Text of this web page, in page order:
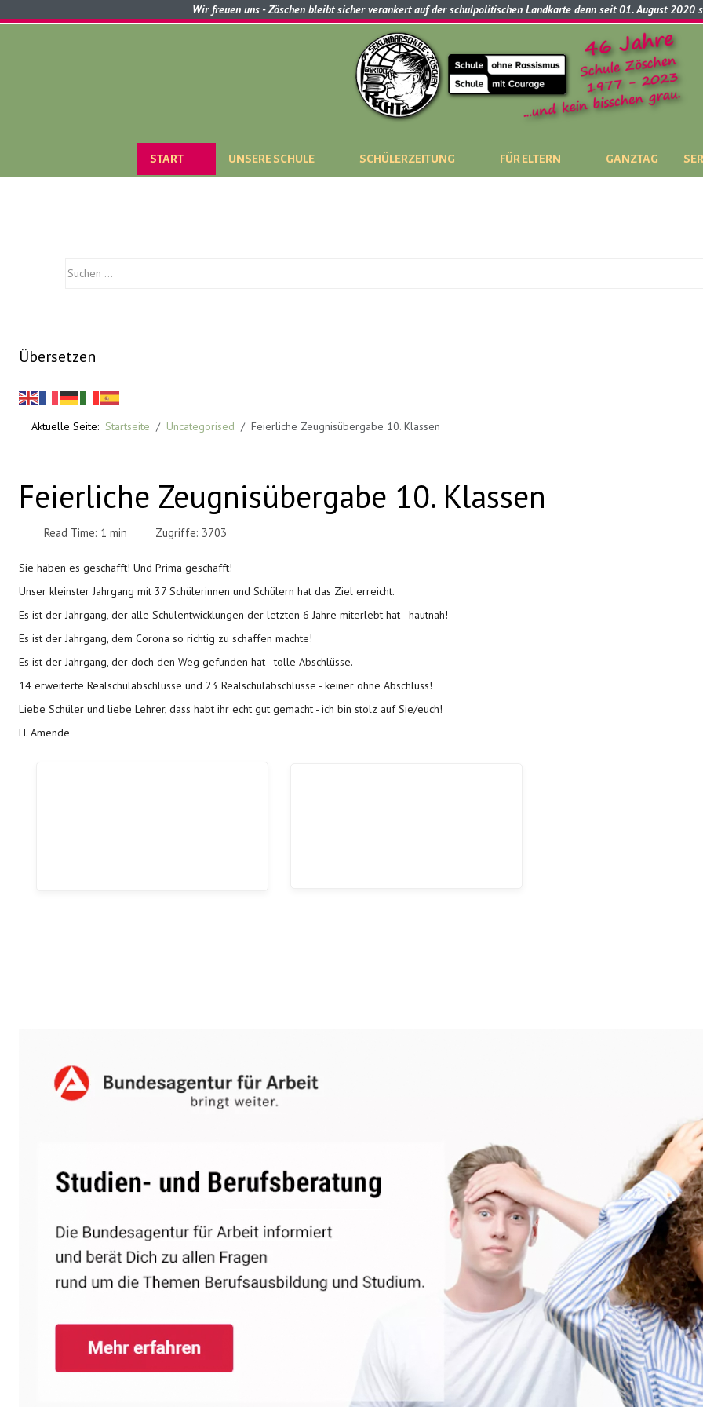
Wir freuen uns - Zöschen bleibt sicher verankert auf der schulpolitischen Landkarte denn seit 01. August 2020
START UNSERE SCHULE SCHÜLERZEITUNG FÜR ELTERN GANZTAG
Übersetzen
Aktuelle Seite: Startseite Uncategorised Feierliche Zeugnisübergabe 10. Klassen
Feierliche Zeugnisübergabe 10. Klassen
Read Time: 1 min Zugriffe: 3703
Sie haben es geschafft! Und Prima geschafft!
Unser kleinster Jahrgang mit 37 Schülerinnen und Schülern hat das Ziel erreicht.
Es ist der Jahrgang, der alle Schulentwicklungen der letzten 6 Jahre miterlebt hat - hautnah!
Es ist der Jahrgang, dem Corona so richtig zu schaffen machte!
Es ist der Jahrgang, der doch den Weg gefunden hat - tolle Abschlüsse.
14 erweiterte Realschulabschlüsse und 23 Realschulabschlüsse - keiner ohne Abschluss!
Liebe Schüler und liebe Lehrer, dass habt ihr echt gut gemacht - ich bin stolz auf Sie/euch!
H. Amende